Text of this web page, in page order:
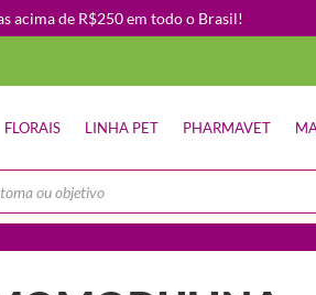
acima de R$250 em todo o Brasil!
FLORAIS LINHA PET PHARMAVET